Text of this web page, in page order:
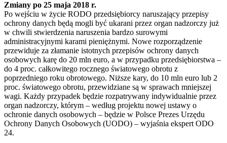
Zmiany po 25 maja 2018 r.
Po wejściu w życie RODO przedsiębiorcy naruszający przepisy
ochrony danych będą mogli być ukarani przez organ nadzorczy już
w chwili stwierdzenia naruszenia bardzo surowymi
administracyjnymi karami pieniężnymi. Nowe rozporządzenie
przewiduje za złamanie istotnych przepisów ochrony danych
osobowych karę do 20 mln euro, a w przypadku przedsiębiorstwa –
do 4 proc. całkowitego rocznego światowego obrotu z
poprzedniego roku obrotowego. Niższe kary, do 10 mln euro lub 2
proc. światowego obrotu, przewidziane są w sprawach mniejszej
wagi. Każdy przypadek będzie rozpatrywany indywidualnie przez
organ nadzorczy, którym – według projektu nowej ustawy o
ochronie danych osobowych – będzie w Polsce Prezes Urzędu
Ochrony Danych Osobowych (UODO) – wyjaśnia ekspert ODO
24.